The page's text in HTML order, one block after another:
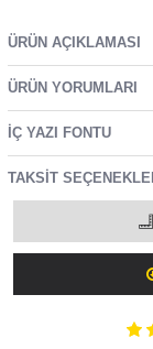
ÜRÜN AÇIKLAMASI
ÜRÜN YORUMLARI
İÇ YAZI FONTU
TAKSIT